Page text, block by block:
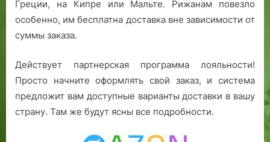
Греции, на Кипре или Мальте. Рижанам повезло
особенно, им бесплатна доставка вне зависимости от
суммы заказа.
Действует партнерская программа лояльности!
Просто начните оформлять свой заказ, и система
предложит вам доступные варианты доставки в вашу
страну. Там же будут ясны все подробности.